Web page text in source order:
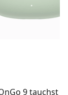
9 tauchst